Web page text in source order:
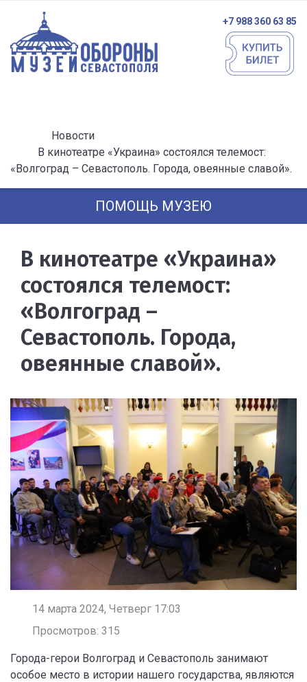
+7 988 360 63 85
Новости
В кинотеатре «Украина» состоялся телемост:
«Волгоград – Севастополь. Города, овеянные славой».
ПОМОЩЬ МУЗЕЮ
В кинотеатре «Украина»
состоялся телемост:
«Волгоград –
Севастополь. Города,
овеянные славой».
14 марта 2024, Четверг 17:03
Просмотров: 315
Города-герои Волгоград и Севастополь занимают
особое место в истории нашего государства, являются